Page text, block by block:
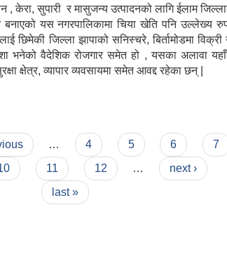
, केरा, सुपारी र मासुजन्य उत्पादनको लागि ईलाम
बनाएको यस नगरपालिकामा चिया खेति पनि उल्लेख्य
छिमेकी जिल्ला झापाको सनिस्चरे, बिर्तामोडमा विक्री
भनेको वैदेशिक रोजगार समेत हो , यसका अलावा
क्षेत्र, व्यापार व्यवसायमा समेत आवद्द रहेका छन् |
… 4 5 6
7
11 12 …
next ›
last »